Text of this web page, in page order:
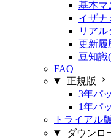
基本マ
イザナ
リア
更新履
豆知識
FAQ
正規版
3年パ
1年パ
トライアル版
ダウンロ